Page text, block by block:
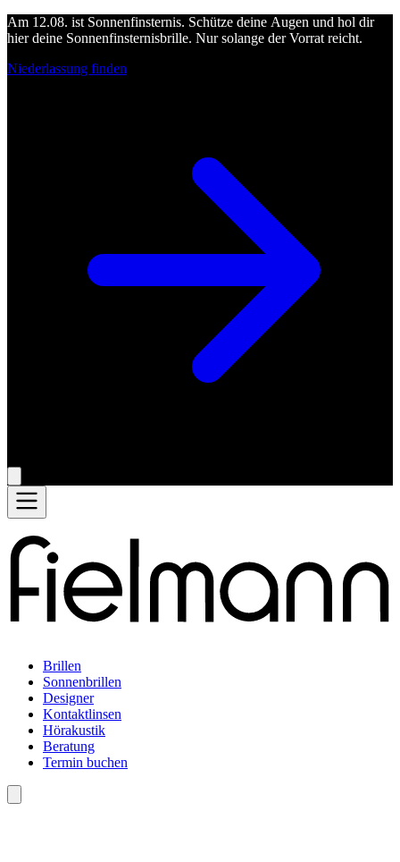
Am 12.08. ist Sonnenfinsternis. Schütze deine Augen und hol dir
hier deine Sonnenfinsternisbrille. Nur solange der Vorrat reicht.
Niederlassung finden
Brillen
Sonnenbrillen
Designer
Kontaktlinsen
Hörakustik
Beratung
Termin buchen